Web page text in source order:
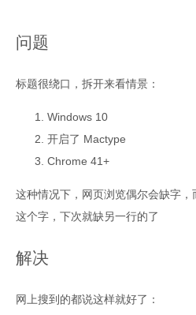
问题
标题很绕口，拆开来看情景：
Windows 10
开启了 Mactype
Chrome 41+
这种情况下，网页浏览偶尔会缺字
这个字，下次就缺另一行的了
解决
网上搜到的都说这样就好了：